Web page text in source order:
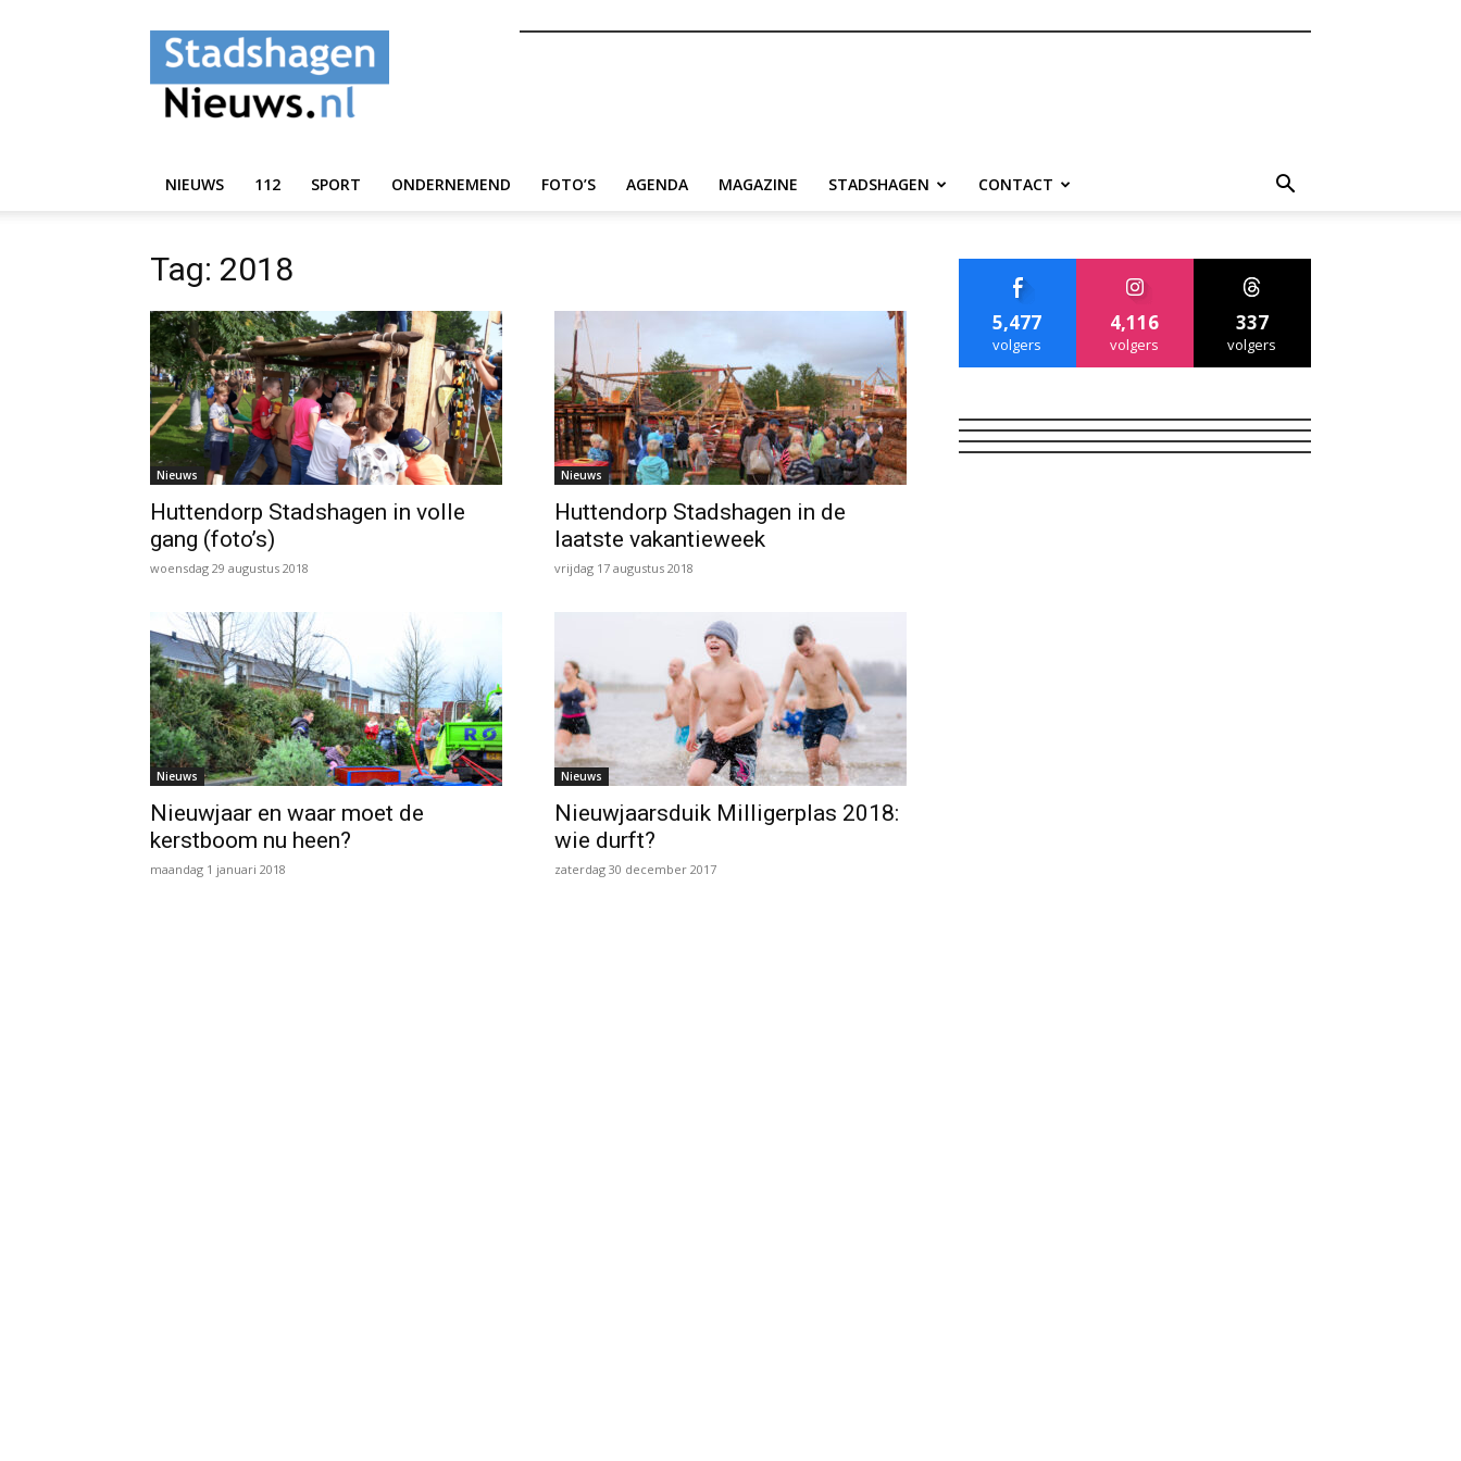
StadshagenNieuws.nl
NIEUWS 112 SPORT ONDERNEMEND FOTO’S AGENDA MAGAZINE STADSHAGEN CONTACT
Tag: 2018
Nieuws
Huttendorp Stadshagen in volle
gang (foto’s)
woensdag 29 augustus 2018
Nieuws
Huttendorp Stadshagen in de
laatste vakantieweek
vrijdag 17 augustus 2018
Nieuws
Nieuwjaar en waar moet de
kerstboom nu heen?
maandag 1 januari 2018
Nieuws
Nieuwjaarsduik Milligerplas 2018:
wie durft?
zaterdag 30 december 2017
5,477
volgers
4,116
volgers
337
volgers